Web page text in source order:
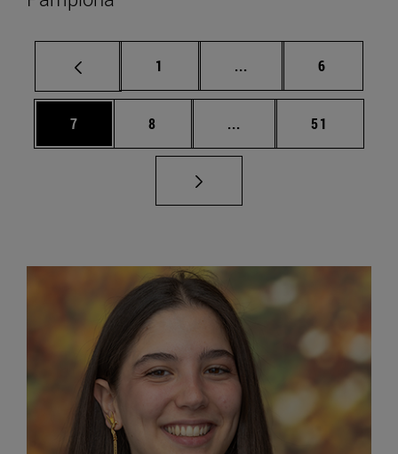
Página
1 ... Páginas intermedias
Página
6
Página
7 Página
8 ... Páginas intermedias
Página
51